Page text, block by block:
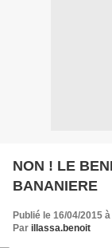
NON ! LE
BANANIERE
Publié le 16/04/2015
Par illassa.benoit